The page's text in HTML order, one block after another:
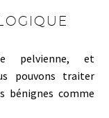
pelvienne, et
pouvons traiter
bénignes comme